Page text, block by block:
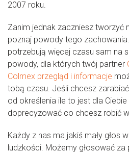
2007 roku.
Zanim jednak zaczniesz tworzyć
poznaj powody tego
potrzebują więcej czasu sam na
powody, dla których twój partner
Colmex przegląd i informacje
tobą czasu. Jeśli chcesz
od określenia ile to jest dla
doprecyzować co chcesz robić
Każdy z nas ma jakiś mały głos
ludzkości. Możemy głosować